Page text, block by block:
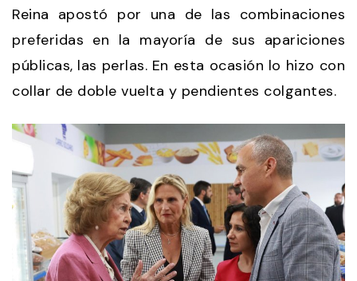
Reina apostó por una de las combinaciones
preferidas en la mayoría de sus apariciones
públicas, las perlas. En esta ocasión lo hizo con
collar de doble vuelta y pendientes colgantes.